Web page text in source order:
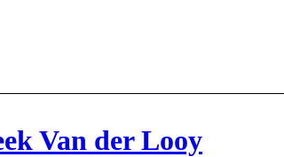
Van der Looy